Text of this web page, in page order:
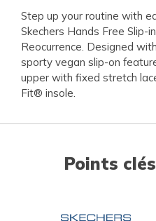
Step up your routine with
Skechers Hands Free Slip-
Reocurrence. Designed
sporty vegan slip-on
upper with fixed stretch
Fit® insole.
Points